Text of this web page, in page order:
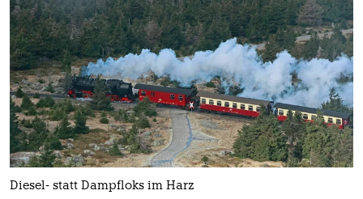
Diesel- statt Dampfloks im Harz